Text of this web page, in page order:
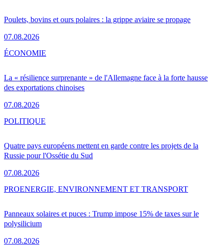
Poulets, bovins et ours polaires : la grippe aviaire se propage
07.08.2026
La « résilience surprenante » de l'Allemagne face à la forte hausse
des exportations chinoises
07.08.2026
ÉCONOMIE
Quatre pays européens mettent en garde contre les projets de la
Russie pour l'Ossétie du Sud
07.08.2026
POLITIQUE
Panneaux solaires et puces : Trump impose 15% de taxes sur le
polysilicium
07.08.2026
PROENERGIE, ENVIRONNEMENT ET TRANSPORT